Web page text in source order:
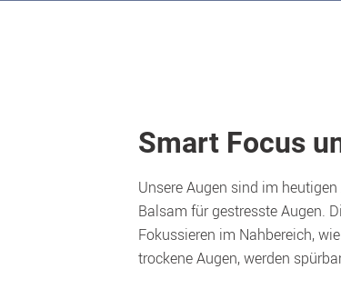
Smart Focus
Unsere Augen sind im
Balsam für gestresste Augen.
Fokussieren im Nahbereich,
trockene Augen, werden